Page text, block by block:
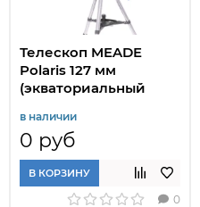
Телескоп MEADE
Polaris 127 мм
(экваториальный
в наличии
0 руб
В КОРЗИНУ
0